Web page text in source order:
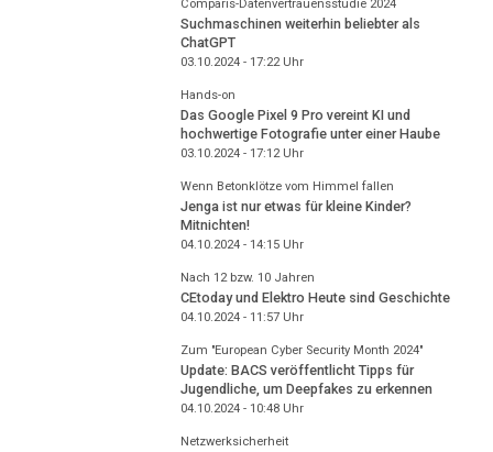
Comparis-Datenvertrauensstudie 2024
Suchmaschinen weiterhin beliebter als
ChatGPT
03.10.2024 - 17:22Uhr
Hands-on
Das Google Pixel 9 Pro vereint KI und
hochwertige Fotografie unter einer Haube
03.10.2024 - 17:12Uhr
Wenn Betonklötze vom Himmel fallen
Jenga ist nur etwas für kleine Kinder?
Mitnichten!
04.10.2024 - 14:15Uhr
Nach 12 bzw. 10 Jahren
CEtoday und Elektro Heute sind Geschichte
04.10.2024 - 11:57Uhr
Zum "European Cyber Security Month 2024"
Update: BACS veröffentlicht Tipps für
Jugendliche, um Deepfakes zu erkennen
04.10.2024 - 10:48Uhr
Netzwerksicherheit